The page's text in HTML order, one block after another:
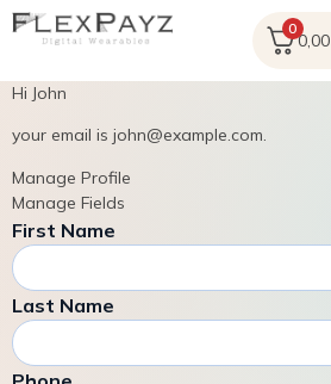
0
0,00
Hi John
your email is john@example.com.
Manage Profile
Manage Fields
First Name
Last Name